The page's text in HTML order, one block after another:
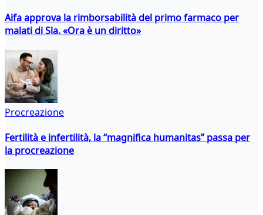
Aifa approva la rimborsabilità del primo farmaco per
malati di Sla. «Ora è un diritto»
Procreazione
Fertilità e infertilità, la “magnifica humanitas” passa per
la procreazione